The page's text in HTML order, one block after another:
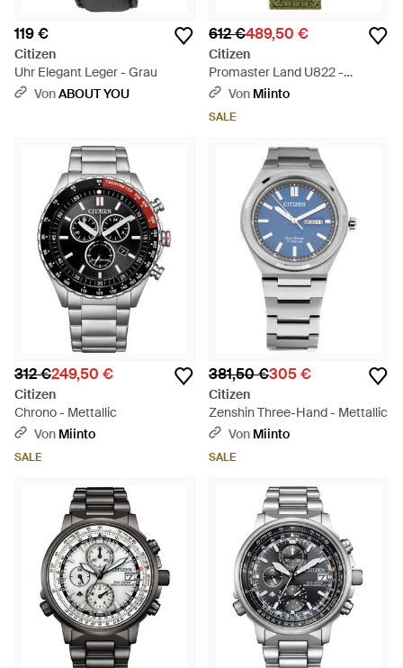
119 €
Citizen
Uhr Elegant Leger - Grau
VonABOUT YOU
612 €489,50 €
Citizen
Promaster Land U822 -
Mettallic
Von Miinto
SALE
312 €249,50 €
Citizen
Chrono - Mettallic
Von Miinto
SALE
381,50 €305 €
Citizen
Zenshin Three-Hand - Mettallic
Von Miinto
SALE